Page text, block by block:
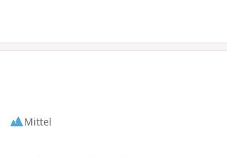
Mittel